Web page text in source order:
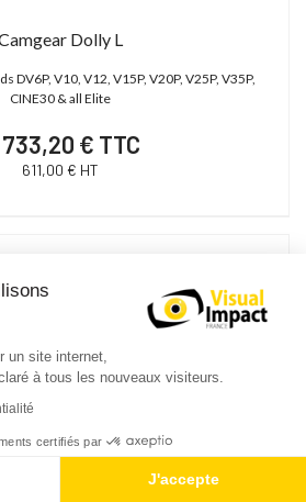
Dolly L
DV6P, V10, V12, V15P, V20P, V25P, V35P,
CINE30 & all Elite
733,20 € TTC
611,00 € HT
un site internet,
à tous les nouveaux visiteurs.
certifiés par
J'accepte